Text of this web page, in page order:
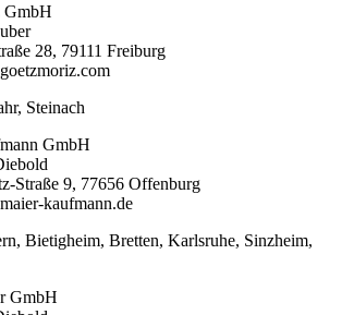
GmbH
28, 79111 Freiburg
Steinach
GmbH
Straße 9, 77656 Offenburg
kaufmann.de
Bietigheim, Bretten, Karlsruhe, Sinzheim,
GmbH